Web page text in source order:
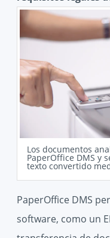
Los documentos
PaperOffice DMS y
texto convertido
PaperOffice DMS
software, como un